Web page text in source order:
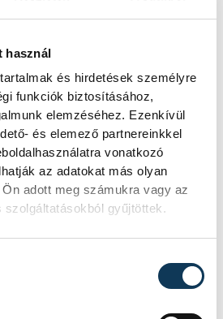
használ
és hirdetések személyre
funkciók biztosításához,
elemzéséhez. Ezenkívül
és elemező partnereinkkel
vonatkozó
az adatokat más olyan
adott meg számukra vagy az
szolgáltatásokból gyűjtöttek.
rendszer
tette lehetővé.
Tímea munkáját
nagy szakmai
hozzáértéssel végzi.
jellemzi.